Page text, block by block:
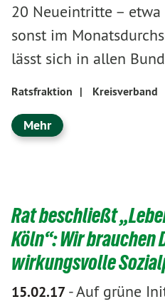
20 Neueintritte –
sonst im
lässt sich in allen
Ratsfraktion | Kreisverband
Mehr
Rat beschließt
Köln“: Wir brauchen
wirkungsvolle
15.02.17-Auf grüne